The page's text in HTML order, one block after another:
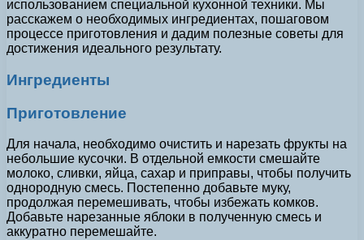
использованием специальной кухонной техники. Мы
расскажем о необходимых ингредиентах, пошаговом
процессе приготовления и дадим полезные советы для
достижения идеального результату.
Ингредиенты
Приготовление
Для начала, необходимо очистить и нарезать фрукты на
небольшие кусочки. В отдельной емкости смешайте
молоко, сливки, яйца, сахар и приправы, чтобы получить
однородную смесь. Постепенно добавьте муку,
продолжая перемешивать, чтобы избежать комков.
Добавьте нарезанные яблоки в полученную смесь и
аккуратно перемешайте.